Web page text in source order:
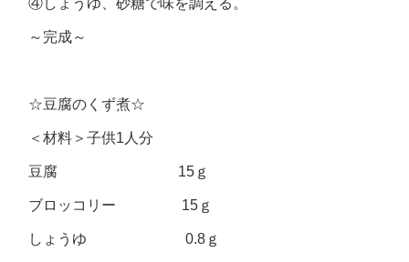
④しょうゆ、砂糖で味を調える。
～完成～
☆豆腐のくず煮☆
＜材料＞子供1人分
豆腐 15ｇ
ブロッコリー 15ｇ
しょうゆ 0.8ｇ